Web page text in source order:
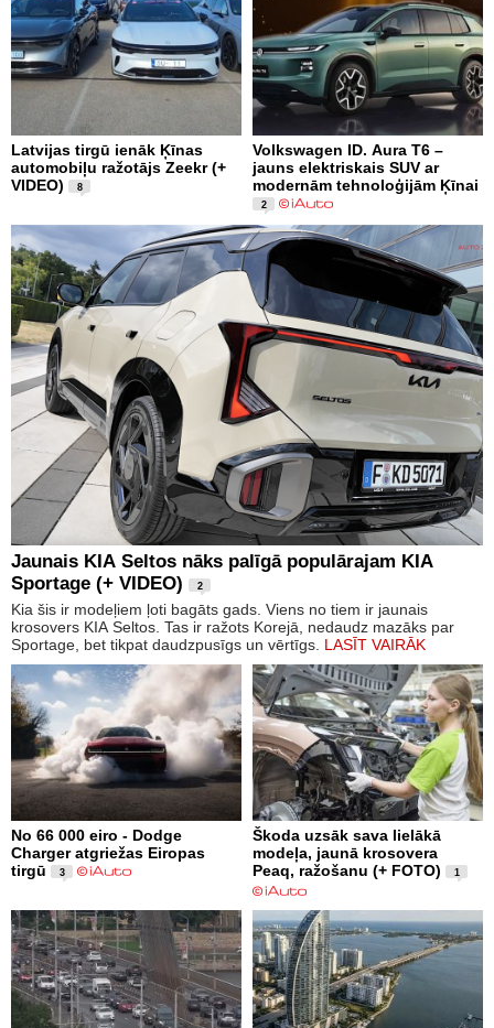
Latvijas tirgū ienāk Ķīnas
automobiļu ražotājs Zeekr (+
VIDEO)
8
Volkswagen ID. Aura T6 –
jauns elektriskais SUV ar
modernām tehnoloģijām Ķīnai
2
Jaunais KIA Seltos nāks palīgā populārajam KIA
Sportage (+ VIDEO)
2
Kia šis ir modeļiem ļoti bagāts gads. Viens no tiem ir jaunais
krosovers KIA Seltos. Tas ir ražots Korejā, nedaudz mazāks par
Sportage, bet tikpat daudzpusīgs un vērtīgs. LASĪT VAIRĀK
No 66 000 eiro - Dodge
Charger atgriežas Eiropas
tirgū
3
Škoda uzsāk sava lielākā
modeļa, jaunā krosovera
Peaq, ražošanu (+ FOTO)
1